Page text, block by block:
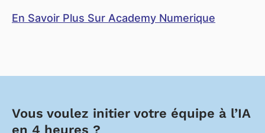
En Savoir Plus Sur Academy Numerique
Vous voulez initier votre équipe à l’IA
en 4 heures ?